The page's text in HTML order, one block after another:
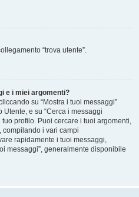
“trova utente”.
e i miei argomenti?
su “Mostra i tuoi messaggi”
e su “Cerca i messaggi
profilo. Puoi cercare i tuoi argomenti,
i vari campi
rapidamente i tuoi messaggi,
messaggi”, generalmente disponibile